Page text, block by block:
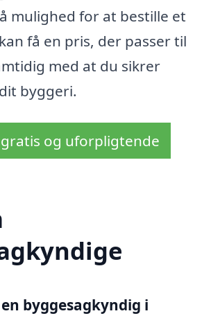
mulighed for at bestille et
få en pris, der passer til
med at du sikrer
byggeri.
og uforpligtende
byggesagkyndig i